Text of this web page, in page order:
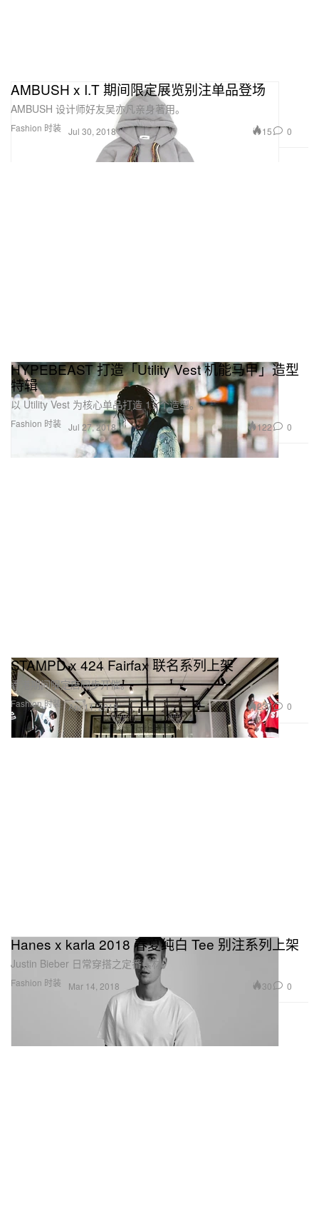
Fashion 时装
AMBUSH x I.T 期间限定展览别注单品登场
AMBUSH 设计师好友吴亦凡亲身著用。
Jul 30, 2018 15 0
Fashion 时装
HYPEBEAST 打造「Utility Vest 机能马甲」造型
特辑
以 Utility Vest 为核心单品打造 11 个造型。
Jul 27, 2018 122 0
Fashion 时装
STAMPD x 424 Fairfax 联名系列上架
香港期间限定店同步开催。
Apr 11, 2018 237 0
Fashion 时装
Hanes x karla 2018 春夏纯白 Tee 别注系列上架
Justin Bieber 日常穿搭之定番素材。
Mar 14, 2018 30 0